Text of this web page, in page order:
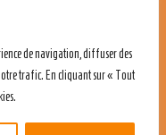
de navigation, diffuser des
trafic. En cliquant sur « Tout